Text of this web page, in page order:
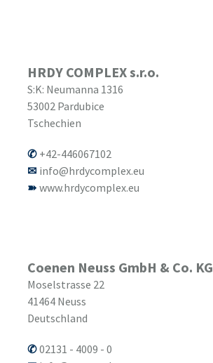
HRDY COMPLEX s.r.o.
S:K: Neumanna 1316
53002 Pardubice
Tschechien
+42-446067102
info@hrdycomplex.eu
www.hrdycomplex.eu
Coenen Neuss GmbH & Co. KG
Moselstrasse 22
41464 Neuss
Deutschland
02131 - 4009 - 0